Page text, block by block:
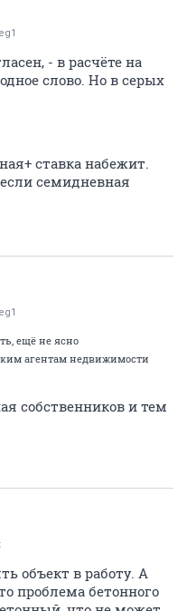
- в расчёте на
слово. Но в серых
ставка набежит.
семидневная
ещё не ясно
агентам недвижимости
собственников и тем
объект в работу. А
проблема бетонного